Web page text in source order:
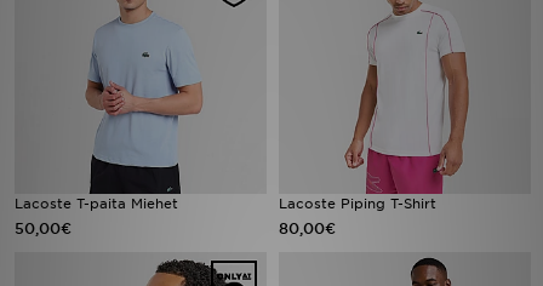
Lacoste T-paita Miehet
50,00€
Lacoste Piping T-Shirt
80,00€